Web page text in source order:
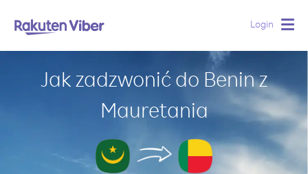
Login
Jak zadzwonić do Benin z
Mauretania